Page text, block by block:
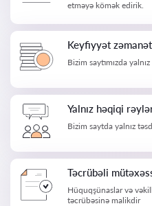
etməyə kömək edirik.
Keyfiyyət
Bizim saytımızda
Yalnız həqiqi
Bizim saytda yalnız
Təcrübəli
Hüquqşünaslar və
təcrübəsinə malikdir